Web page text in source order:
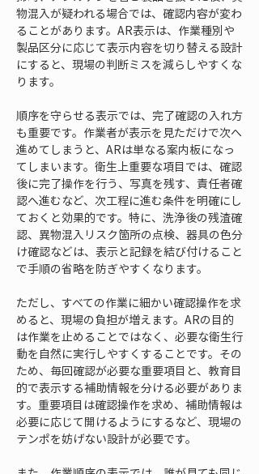
物混入が疑われる場合では、確認内容が変わ
ることがあります。AR表示は、作業種別や
製品区分に応じて表示内容を切り替える設計
にすると、現場の判断ミスを減らしやすくな
ります。
順序を守らせる表示では、完了確認の入れ方
も重要です。作業者が表示を見ただけで次へ
進めてしまうと、ARは単なる案内板になっ
てしまいます。衛生上重要な項目では、確認
後に完了操作を行う、写真を残す、責任者確
認へ進むなど、次工程に進む条件を明確にし
ておくと効果的です。特に、洗浄後の残渣確
認、異物混入リスク箇所の点検、器具の色分
け確認などは、表示と記録を結び付けること
で手順の省略を防ぎやすくなります。
ただし、すべての作業に細かい確認操作を求
めると、現場の負担が増えます。ARの目的
は作業を止めることではなく、必要な衛生行
動を自然に実行しやすくすることです。その
ため、毎回確認が必要な重要項目と、教育目
的で表示する補助情報を分ける必要がありま
す。重要項目は確認操作を求め、補助情報は
必要に応じて開けるようにするなど、現場の
テンポを妨げない設計が必要です。